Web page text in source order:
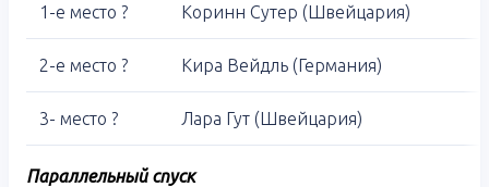
1-е место ? Коринн Сутер (Швейцария)
2-е место ? Кира Вейдль (Германия)
3- место ? Лара Гут (Швейцария)
Параллельный спуск